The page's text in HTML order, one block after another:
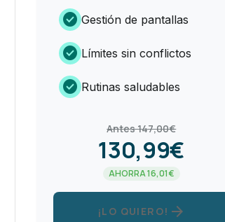
check_circle Gestión de pantallas
check_circle Límites sin conflictos
check_circle Rutinas saludables
Antes 147,00€
130,99€
AHORRA 16,01€
¡LO QUIERO! arrow_forward